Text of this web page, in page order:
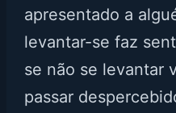
apresentado a
levantar-se faz
se não se levantar
passar